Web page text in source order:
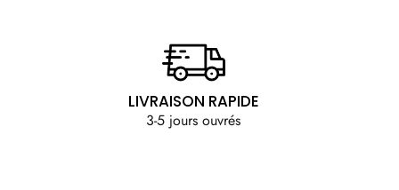
LIVRAISON RAPIDE
3-5 jours ouvrés